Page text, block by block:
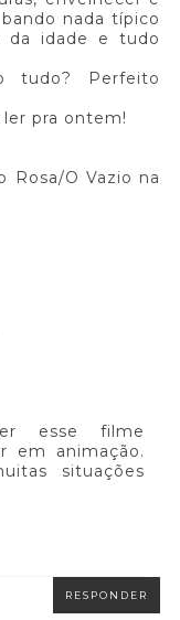
nada típico
da idade e tudo
tudo? Perfeito
pra ontem!
Rosa/O Vazio na
esse filme
em animação.
situações
RESPONDER